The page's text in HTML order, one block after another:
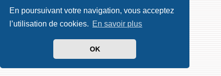
En poursuivant votre navigation, vous acceptez
l’utilisation de cookies. En savoir plus
OK